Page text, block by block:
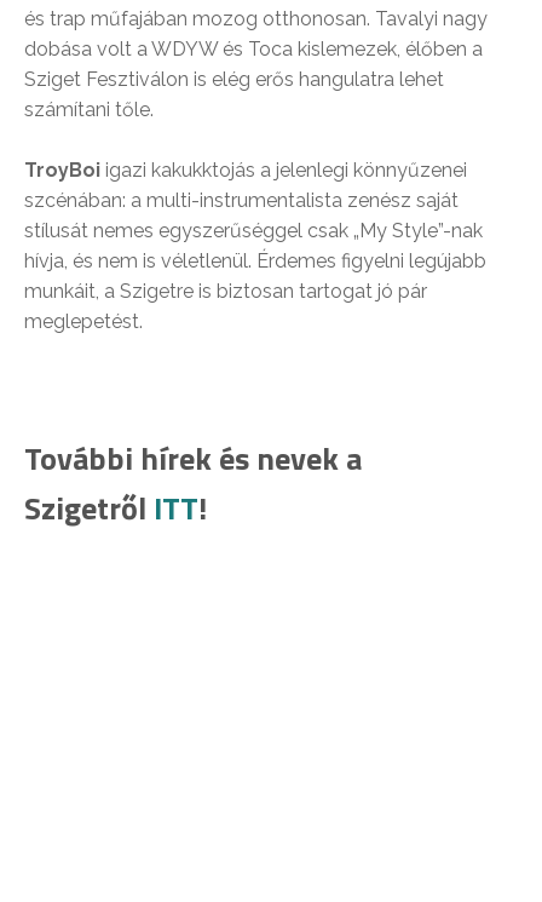
és trap műfajában mozog otthonosan. Tavalyi nagy
dobása volt a WDYW és Toca kislemezek, élőben a
Sziget Fesztiválon is elég erős hangulatra lehet
számítani tőle.
TroyBoi igazi kakukktojás a jelenlegi könnyűzenei
szcénában: a multi-instrumentalista zenész saját
stílusát nemes egyszerűséggel csak „My Style”-nak
hívja, és nem is véletlenül. Érdemes figyelni legújabb
munkáit, a Szigetre is biztosan tartogat jó pár
meglepetést.
További hírek és nevek a
Szigetről ITT!